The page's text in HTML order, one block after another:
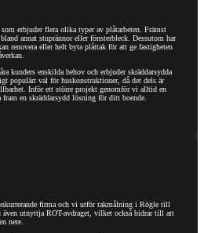
erbjuder flera olika typer av plåtarbeten. Främst
annat stuprännor eller fönsterbleck. Dessutom har
renovera eller helt byta plåttak för att ge fastigheten
kunders enskilda behov och erbjuder skräddarsydda
populärt val för huskonstruktioner, då det dels är
Inför ett större projekt genomför vi alltid en
en skräddarsydd lösning för ditt boende.
firma och vi utför takmålning i Rögle till
även utnyttja ROT-avdraget, vilket också bidrar till att
nere.